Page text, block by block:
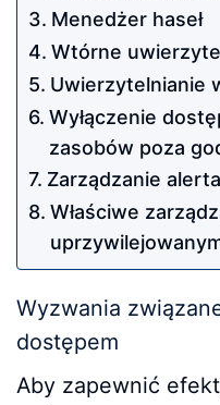
Menedżer haseł
Wtórne
Uwierzytelnianie
Wyłączenie
zasobów poza
Zarządzanie
Właściwe
Wyzwania
dostępem
Aby zapewnić